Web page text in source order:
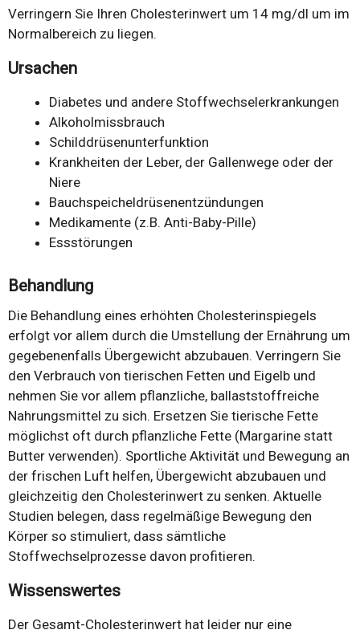
Verringern Sie Ihren Cholesterinwert um 14 mg/dl um im
Normalbereich zu liegen.
Ursachen
Diabetes und andere Stoffwechselerkrankungen
Alkoholmissbrauch
Schilddrüsenunterfunktion
Krankheiten der Leber, der Gallenwege oder der
Niere
Bauchspeicheldrüsenentzündungen
Medikamente (z.B. Anti-Baby-Pille)
Essstörungen
Behandlung
Die Behandlung eines erhöhten Cholesterinspiegels
erfolgt vor allem durch die Umstellung der Ernährung um
gegebenenfalls Übergewicht abzubauen. Verringern Sie
den Verbrauch von tierischen Fetten und Eigelb und
nehmen Sie vor allem pflanzliche, ballaststoffreiche
Nahrungsmittel zu sich. Ersetzen Sie tierische Fette
möglichst oft durch pflanzliche Fette (Margarine statt
Butter verwenden). Sportliche Aktivität und Bewegung an
der frischen Luft helfen, Übergewicht abzubauen und
gleichzeitig den Cholesterinwert zu senken. Aktuelle
Studien belegen, dass regelmäßige Bewegung den
Körper so stimuliert, dass sämtliche
Stoffwechselprozesse davon profitieren.
Wissenswertes
Der Gesamt-Cholesterinwert hat leider nur eine